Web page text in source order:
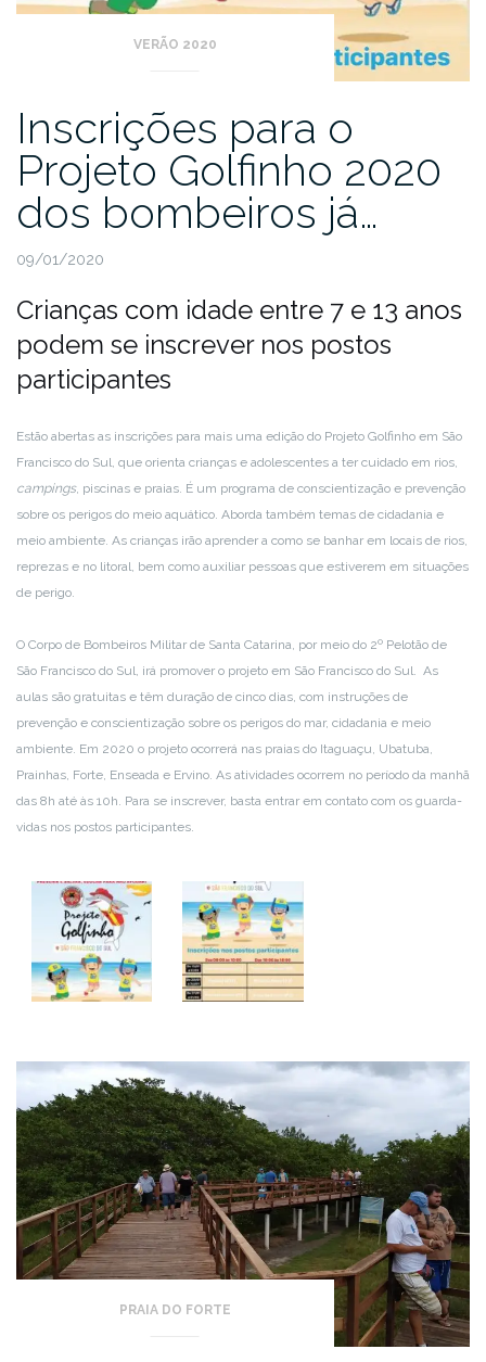
VERÃO 2020
Inscrições para o
Projeto Golfinho 2020
dos bombeiros já…
09/01/2020
Crianças com idade entre 7 e 13 anos
podem se inscrever nos postos
participantes
Estão abertas as inscrições para mais uma edição do Projeto Golfinho em São
Francisco do Sul, que orienta crianças e adolescentes a ter cuidado em rios,
campings, piscinas e praias. É um programa de conscientização e prevenção
sobre os perigos do meio aquático. Aborda também temas de cidadania e
meio ambiente. As crianças irão aprender a como se banhar em locais de rios,
reprezas e no litoral, bem como auxiliar pessoas que estiverem em situações
de perigo.
O Corpo de Bombeiros Militar de Santa Catarina, por meio do 2º Pelotão de
São Francisco do Sul, irá promover o projeto em São Francisco do Sul. As
aulas são gratuitas e têm duração de cinco dias, com instruções de
prevenção e conscientização sobre os perigos do mar, cidadania e meio
ambiente. Em 2020 o projeto ocorrerá nas praias do Itaguaçu, Ubatuba,
Prainhas, Forte, Enseada e Ervino. As atividades ocorrem no período da manhã
das 8h até às 10h. Para se inscrever, basta entrar em contato com os guarda-
vidas nos postos participantes.
PRAIA DO FORTE